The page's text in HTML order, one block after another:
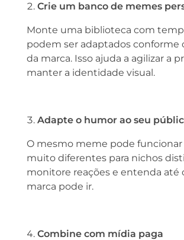
Crie um banco de memes
Monte uma biblioteca com
podem ser adaptados conforme
da marca. Isso ajuda a agilizar a
manter a identidade visual.
Adapte o humor ao seu
O mesmo meme pode funcionar
muito diferentes para nichos
monitore reações e entenda até
marca pode ir.
Combine com mídia paga